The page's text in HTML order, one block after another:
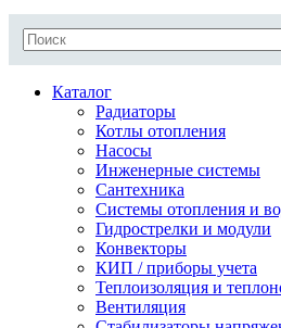
Каталог
Радиаторы
Котлы отопления
Насосы
Инженерные системы
Сантехника
Системы отопления и
Гидрострелки и модули
Конвекторы
КИП / приборы учета
Теплоизоляция и
Вентиляция